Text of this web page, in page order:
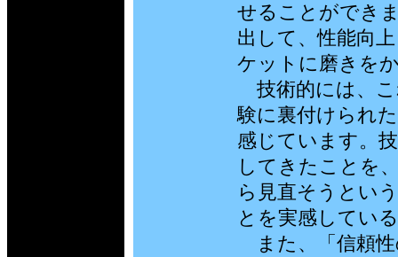
せることができ
出して、性能向
ケットに磨きを
技術的には、こ
験に裏付けられ
感じています。
してきたことを
ら見直そうとい
とを実感してい
また、「信頼性